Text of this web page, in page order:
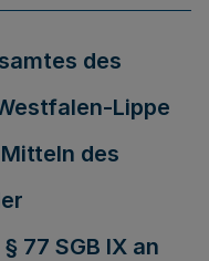
des
Lippe
des
77 SGB IX an